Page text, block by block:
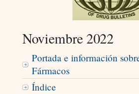
Noviembre 2022
Portada e información
Fármacos
Índice